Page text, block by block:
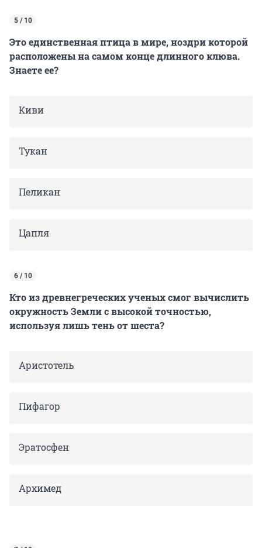
5 / 10
Это единственная птица в мире, ноздри которой
расположены на самом конце длинного клюва.
Знаете ее?
Киви
Тукан
Пеликан
Цапля
6 / 10
Кто из древнегреческих ученых смог вычислить
окружность Земли с высокой точностью,
используя лишь тень от шеста?
Аристотель
Пифагор
Эратосфен
Архимед